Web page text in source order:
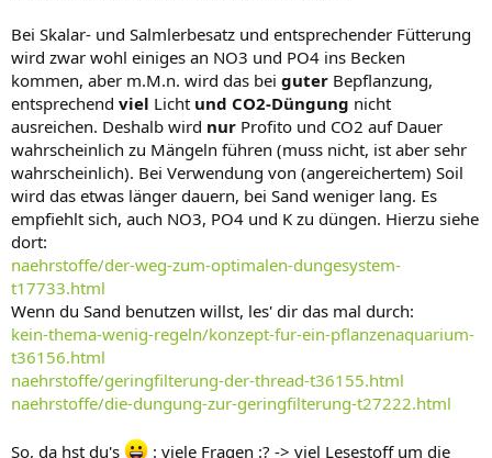
Bei Skalar- und Salmlerbesatz und entsprechender Fütterung
wird zwar wohl einiges an NO3 und PO4 ins Becken
kommen, aber m.M.n. wird das bei guter Bepflanzung,
entsprechend viel Licht und CO2-Düngung nicht
ausreichen. Deshalb wird nur Profito und CO2 auf Dauer
wahrscheinlich zu Mängeln führen (muss nicht, ist aber sehr
wahrscheinlich). Bei Verwendung von (angereichertem) Soil
wird das etwas länger dauern, bei Sand weniger lang. Es
empfiehlt sich, auch NO3, PO4 und K zu düngen. Hierzu siehe
dort:
naehrstoffe/der-weg-zum-optimalen-dungesystem-
t17733.html
Wenn du Sand benutzen willst, les' dir das mal durch:
kein-thema-wenig-regeln/konzept-fur-ein-pflanzenaquarium-
t36156.html
naehrstoffe/geringfilterung-der-thread-t36155.html
naehrstoffe/die-dungung-zur-geringfilterung-t27222.html
So, da hst du's : viele Fragen :? -> viel Lesestoff um die